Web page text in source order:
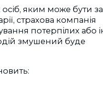
яким може бути
страхова компанія
потерпілих або
змушений буде